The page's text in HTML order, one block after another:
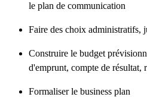
le plan de communication
Faire des choix administratifs,
Construire le budget
d'emprunt, compte de
Formaliser le business plan